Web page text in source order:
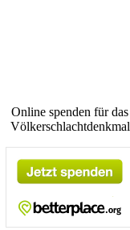
Online spenden für das
Völkerschlachtdenkmal